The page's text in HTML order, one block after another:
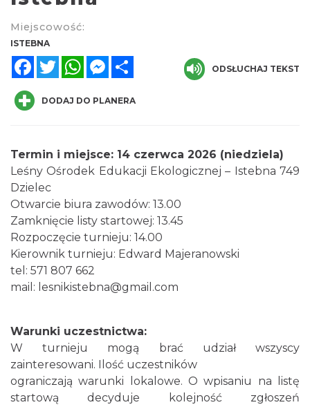
warsztatowe
Istebna
0.00 km
Jak czytać las
Istebna
0.15 km
III Ogólnopolski Festiwal Folkloru
Dziecięcego „ Jaworowy Listek”
Istebna
2026-09-19
0.16 km
Miejscowość:
ISTEBNA
FacebookTwitterWhatsAppMessenger
ODSŁUCHAJ TEKST
DODAJ DO PLANERA
Termin i miejsce: 14 czerwca 2026 (niedziela)
Leśny Ośrodek Edukacji Ekologicznej – Istebna 749
Dzielec
Otwarcie biura zawodów: 13.00
Zamknięcie listy startowej: 13.45
Rozpoczęcie turnieju: 14.00
Kierownik turnieju: Edward Majeranowski
tel: 571 807 662
mail: lesnikistebna@gmail.com
Warunki uczestnictwa:
W turnieju mogą brać udział wszyscy
zainteresowani. Ilość uczestników
ograniczają warunki lokalowe. O wpisaniu na listę
startową decyduje kolejność zgłoszeń